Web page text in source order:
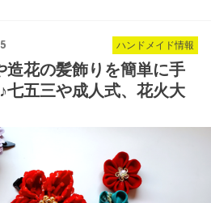
ハンドメイド情報
造花の髪飾りを簡単に手
七五三や成人式、花火大